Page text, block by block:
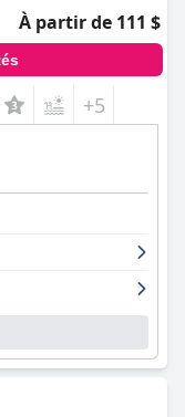
À partir de 111 $
+5